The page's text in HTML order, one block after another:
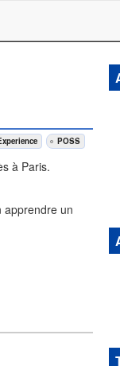
POSS
à Paris.
apprendre un